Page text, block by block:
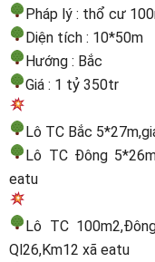
Pháp lý : thổ cư
Diện tích : 10*50m
Hướng : Bắc
Giá : 1 tỷ 350tr
Lô TC Bắc
Lô TC Đông
eatu
Lô TC
Ql26,Km12 xã eatu